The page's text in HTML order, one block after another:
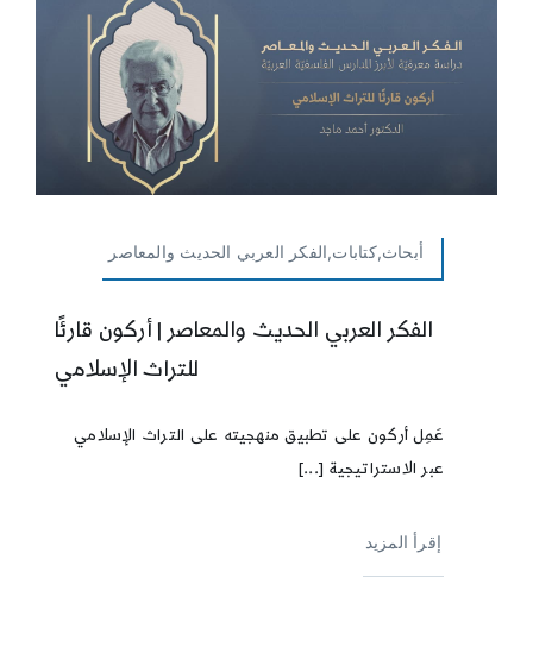
أبحاث,كتابات,الفكر العربي الحديث والمعاصر
الفكر العربي الحديث والمعاصر | أركون قارئًا
للتراث الإسلامي
عَمِل أركون على تطبيق منهجيته على التراث الإسلامي
عبر الاستراتيجية [...]
إقرأ المزيد